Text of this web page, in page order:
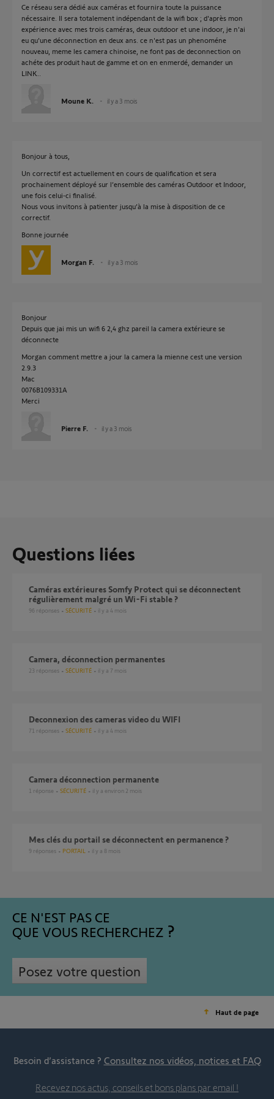
Ce réseau sera dédié aux caméras et fournira toute la puissance
nécessaire. Il sera totalement indépendant de la wifi box ; d'après mon
expérience avec mes trois caméras, deux outdoor et une indoor, je n'ai
eu qu'une déconnection en deux ans. ce n'est pas un phenoméne
nouveau, meme les camera chinoise, ne font pas de deconnection on
achéte des produit haut de gamme et on en enmerdé, demander un
LINK..
Moune K. il y a 3 mois
Bonjour à tous,
Un correctif est actuellement en cours de qualification et sera
prochainement déployé sur l’ensemble des caméras Outdoor et Indoor,
une fois celui‑ci finalisé.
Nous vous invitons à patienter jusqu’à la mise à disposition de ce
correctif.
Bonne journée
Morgan F. il y a 3 mois
Bonjour
Depuis que jai mis un wifi 6 2,4 ghz pareil la camera extérieure se
déconnecte
Morgan comment mettre a jour la camera la mienne cest une version
2.9.3
Mac
0076B109331A
Merci
Pierre F. il y a 3 mois
Questions liées
Caméras extérieures Somfy Protect qui se déconnectent
régulièrement malgré un Wi-Fi stable ?
96 réponses SÉCURITÉ il y a 4 mois
Camera, déconnection permanentes
23 réponses SÉCURITÉ il y a 7 mois
Deconnexion des cameras video du WIFI
71 réponses SÉCURITÉ il y a 4 mois
Camera déconnection permanente
1 réponse SÉCURITÉ il y a environ 2 mois
Mes clés du portail se déconnectent en permanence ?
9 réponses PORTAIL il y a 8 mois
CE N'EST PAS CE
QUE VOUS RECHERCHEZ
Posez votre question
Haut de page
Besoin d’assistance ? Consultez nos vidéos, notices et FAQ
Recevez nos actus, conseils et bons plans par email !